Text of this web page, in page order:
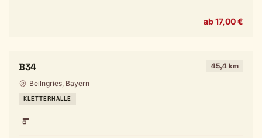
ab 17,00 €
B34 45,4 km
Beilngries, Bayern
KLETTERHALLE